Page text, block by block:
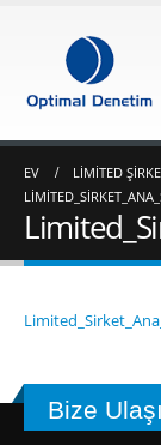
EV
LIMITED
Bize